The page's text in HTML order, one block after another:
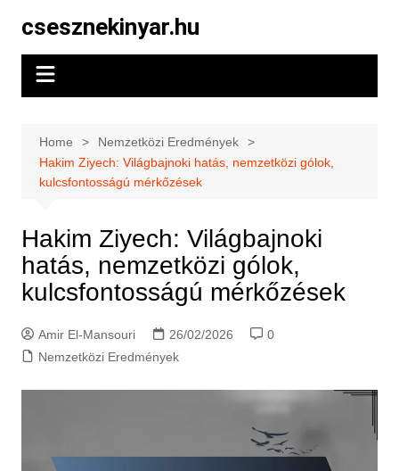
content
csesznekinyar.hu
Home
Nemzetközi Eredmények
Hakim Ziyech: Világbajnoki hatás, nemzetközi gólok,
kulcsfontosságú mérkőzések
Hakim Ziyech: Világbajnoki
hatás, nemzetközi gólok,
kulcsfontosságú mérkőzések
Amir El-Mansouri 26/02/2026
0
Nemzetközi Eredmények